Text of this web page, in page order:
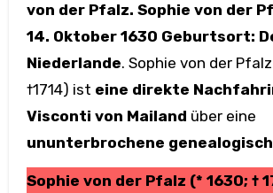
von der Pfalz. Sophie von der
14. Oktober 1630 Geburtsort:
Niederlande. Sophie von der
†1714) ist eine direkte
Visconti von Mailand über eine
ununterbrochene
Sophie von der Pfalz (* 1630; †